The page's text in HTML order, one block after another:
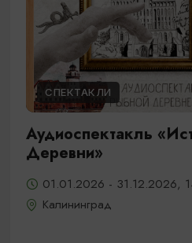
СПЕКТАКЛИ
Аудиоспектакль
Деревни»
01.01.2026 - 31.12.2026,
Калининград